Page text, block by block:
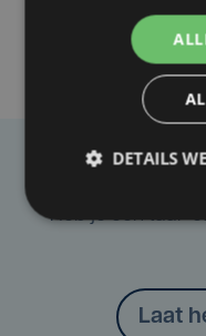
Heb je een taal-
Laat
DETAILS